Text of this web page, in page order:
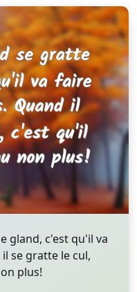
gland, c'est qu'il va
se gratte le cul,
plus!